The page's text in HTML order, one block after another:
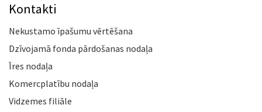
Kontakti
Nekustamo īpašumu vērtēšana
Dzīvojamā fonda pārdošanas nodaļa
Īres nodaļa
Komercplatību nodaļa
Vidzemes filiāle